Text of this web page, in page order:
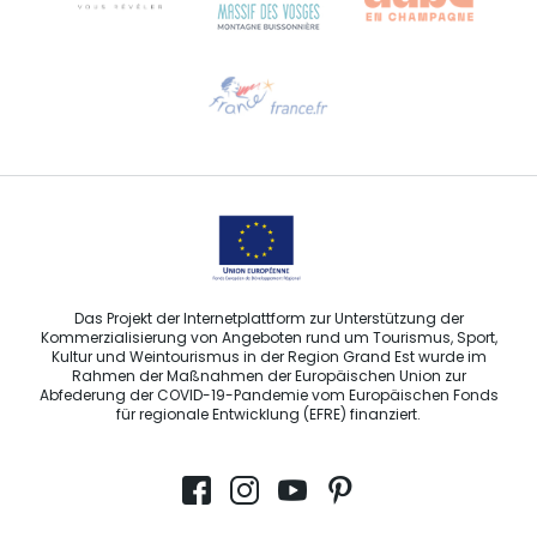
Sprechen Sie uns per E-Mail an
Das Projekt der Internetplattform zur Unterstützung der
Kommerzialisierung von Angeboten rund um Tourismus, Sport,
Kultur und Weintourismus in der Region Grand Est wurde im
Rahmen der Maßnahmen der Europäischen Union zur
Abfederung der COVID-19-Pandemie vom Europäischen Fonds
für regionale Entwicklung (EFRE) finanziert.